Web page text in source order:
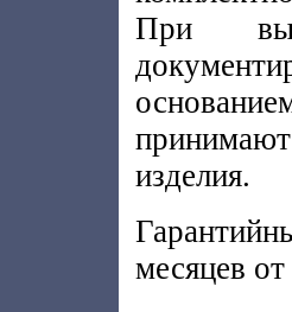
При
изделия.
месяцев